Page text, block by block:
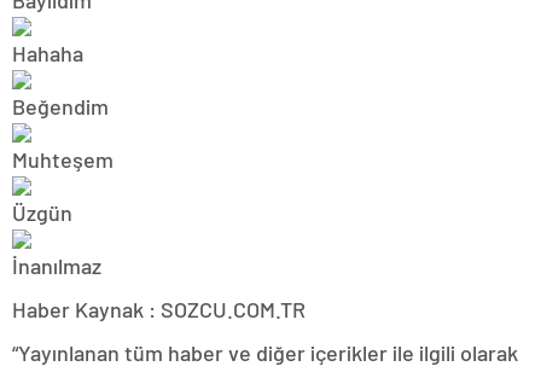
Haber Kaynak : SOZCU.COM.TR
“Yayınlanan tüm haber ve diğer içerikler ile ilgili olarak